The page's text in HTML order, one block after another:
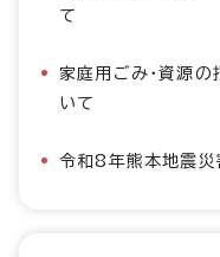
て
家庭用ごみ・資源
いて
令和8年熊本地震災